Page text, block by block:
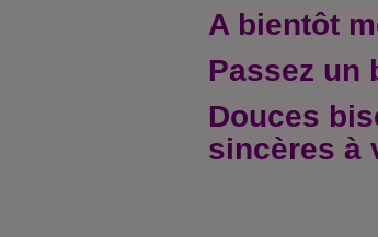
A bientôt
Passez un
Douces
sincères à